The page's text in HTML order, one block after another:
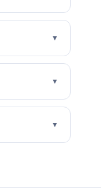
▼
▼
▼